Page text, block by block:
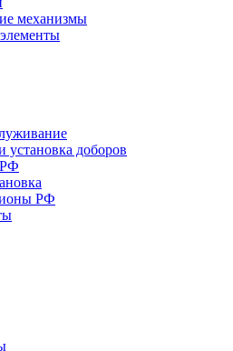
механизмы
установка доборов
РФ
РФ